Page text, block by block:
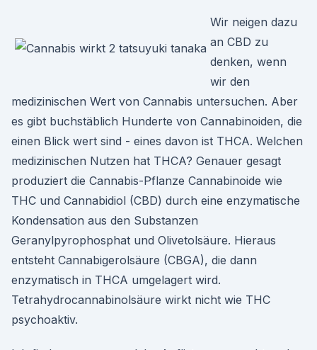
Wir neigen dazu
an CBD zu
denken, wenn
wir den
medizinischen Wert von Cannabis untersuchen. Aber
es gibt buchstäblich Hunderte von Cannabinoiden, die
einen Blick wert sind - eines davon ist THCA. Welchen
medizinischen Nutzen hat THCA? Genauer gesagt
produziert die Cannabis-Pflanze Cannabinoide wie
THC und Cannabidiol (CBD) durch eine enzymatische
Kondensation aus den Substanzen
Geranylpyrophosphat und Olivetolsäure. Hieraus
entsteht Cannabigerolsäure (CBGA), die dann
enzymatisch in THCA umgelagert wird.
Tetrahydrocannabinolsäure wirkt nicht wie THC
psychoaktiv.